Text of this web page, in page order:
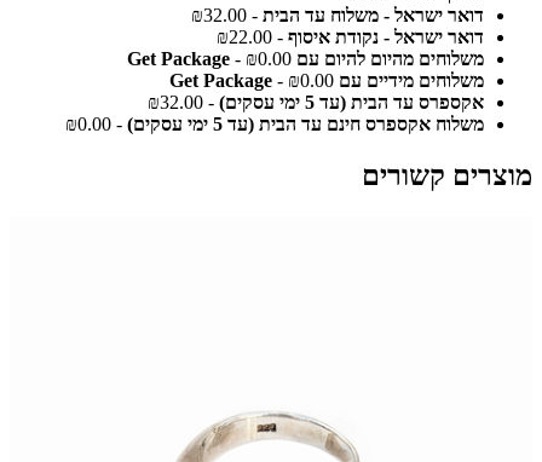
דואר ישראל - משלוח עד הבית - ₪32.00
דואר ישראל - נקודת איסוף - ₪22.00
משלוחים מהיום להיום עם Get Package - ₪0.00
משלוחים מידיים עם Get Package - ₪0.00
אקספרס עד הבית (עד 5 ימי עסקים)
- ₪32.00
משלוח אקספרס חינם עד הבית (עד 5 ימי עסקים)
- ₪0.00
מוצרים קשורים